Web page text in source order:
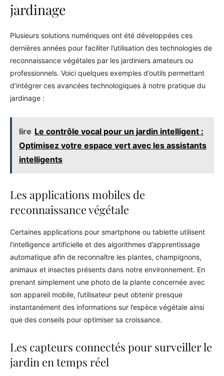
jardinage
Plusieurs solutions numériques ont été développées ces
dernières années pour faciliter l’utilisation des technologies de
reconnaissance végétales par les jardiniers amateurs ou
professionnels. Voici quelques exemples d’outils permettant
d’intégrer ces avancées technologiques à notre pratique du
jardinage :
lire Le contrôle vocal pour un jardin intelligent :
Optimisez votre espace vert avec les assistants
intelligents
Les applications mobiles de
reconnaissance végétale
Certaines applications pour smartphone ou tablette utilisent
l’intelligence artificielle et des algorithmes d’apprentissage
automatique afin de reconnaître les plantes, champignons,
animaux et insectes présents dans notre environnement. En
prenant simplement une photo de la plante concernée avec
son appareil mobile, l’utilisateur peut obtenir presque
instantanément des informations sur l’espèce végétale ainsi
que des conseils pour optimiser sa croissance.
Les capteurs connectés pour surveiller le
jardin en temps réel